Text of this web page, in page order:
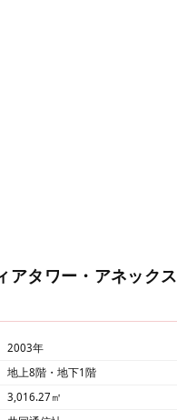
アタワー・アネックス
2003年
地上8階・地下1階
3,016.27㎡